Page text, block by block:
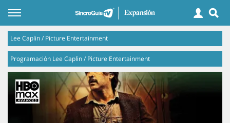
Lee Caplin / Picture Entertainment
Programación Lee Caplin / Picture Entertainment